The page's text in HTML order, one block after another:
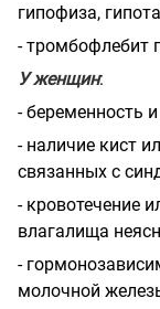
гипофиза,
- тромбофлебит
У женщин:
- беременность
- наличие кист
связанных с
- кровотечение
влагалища
-
молочной